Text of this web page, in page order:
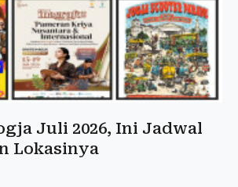
Juli 2026, Ini Jadwal
Lokasinya